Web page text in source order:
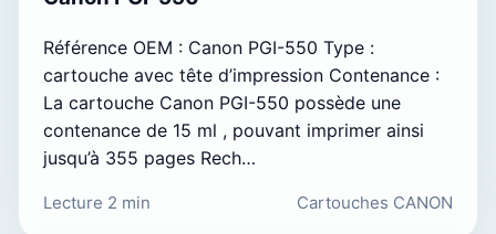
Référence OEM : Canon PGI-550 Type :
cartouche avec tête d’impression Contenance :
La cartouche Canon PGI-550 possède une
contenance de 15 ml , pouvant imprimer ainsi
jusqu’à 355 pages Rech…
Lecture 2 min Cartouches CANON